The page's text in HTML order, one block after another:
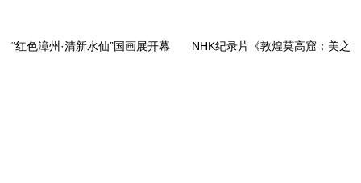
“红色漳州·清新水仙”国画展开幕
NHK纪录片《敦煌莫高窟：美之